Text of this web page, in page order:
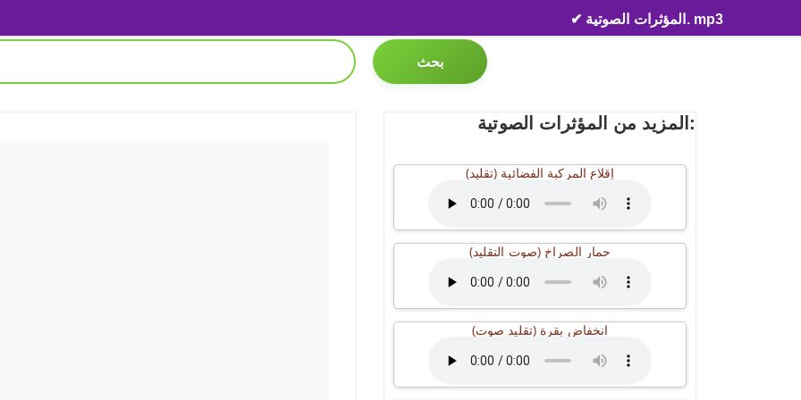
✔ المؤثرات الصوتية. mp3
بحث
المزيد من المؤثرات الصوتية:
إقلاع المركبة الفضائية (تقليد)
حمار الصراخ (صوت التقليد)
انخفاض بقرة (تقليد صوت)